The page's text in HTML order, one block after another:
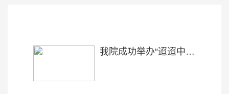
我院成功举办“迢迢中秋夜，遥寄异乡情”中秋节文化交流会